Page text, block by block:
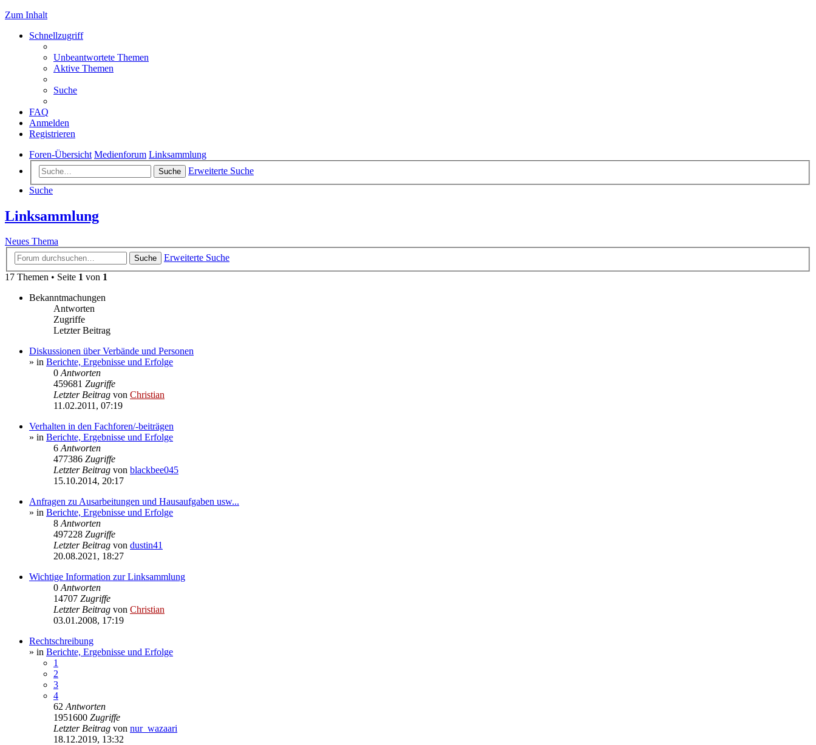
Zum Inhalt
Schnellzugriff
Unbeantwortete Themen
Aktive Themen
Suche
FAQ
Anmelden
Registrieren
Foren-Übersicht Medienforum Linksammlung
Suche
Erweiterte Suche
Suche
Linksammlung
Neues Thema
Suche
Erweiterte Suche
17 Themen • Seite 1 von 1
Bekanntmachungen
Antworten
Zugriffe
Letzter Beitrag
Diskussionen über Verbände und Personen
» in Berichte, Ergebnisse und Erfolge
0 Antworten
459681 Zugriffe
Letzter Beitrag von Christian
11.02.2011, 07:19
Verhalten in den Fachforen/-beiträgen
» in Berichte, Ergebnisse und Erfolge
6 Antworten
477386 Zugriffe
Letzter Beitrag von blackbee045
15.10.2014, 20:17
Anfragen zu Ausarbeitungen und Hausaufgaben usw...
» in Berichte, Ergebnisse und Erfolge
8 Antworten
497228 Zugriffe
Letzter Beitrag von dustin41
20.08.2021, 18:27
Wichtige Information zur Linksammlung
0 Antworten
14707 Zugriffe
Letzter Beitrag von Christian
03.01.2008, 17:19
Rechtschreibung
» in Berichte, Ergebnisse und Erfolge
1
2
3
4
62 Antworten
1951600 Zugriffe
Letzter Beitrag von nur_wazaari
18.12.2019, 13:32